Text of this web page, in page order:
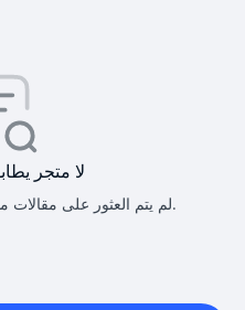
لا متجر
لم يتم العثور على مقالات مطابقة للبحث الذي تم تحديده.